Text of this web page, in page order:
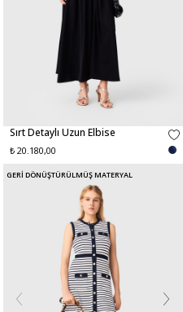
Sırt Detaylı Uzun Elbise
₺ 20.180,00
GERİ DÖNÜŞTÜRÜLMÜŞ MATERYAL